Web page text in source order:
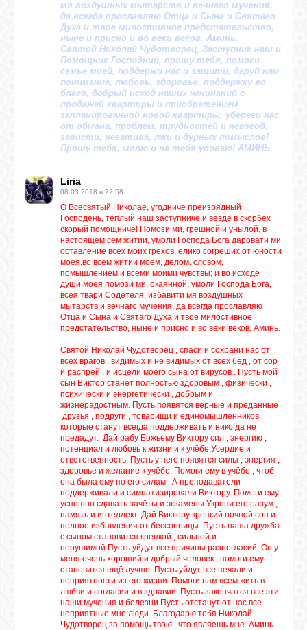
мя воздушных мытарств и вечнаго мучения,
да всегда прославляю Отца и Сына и Святаго
Духа и твое милостивное предстательство,
ныне и присно и во веки веков. Аминь.
Святой Николай Чудотворец, Заступник наш и
Помощник Господний, прошу тебя, помоги
семье моей, поддержи нас и защити, даруй нам
понимание, любовь, здоровье, поддержку во
благо, добрый исход наших начинаний с
продажей квартиры и приобретением
запланированной новой квартиры, убереги нас
от обмана, проблем, трудностей и невзгод,
зависти, негатива, лжи и дурных помыслов!
Прошу тебя, молю и на тебя уповаю! АМИНЬ.
Liria
08.03.2018 в 22:58
О Всесвятый Николае, угодниче преизрядный
Господень, теплый наш заступниче и везде в скорбех
скорый помощниче! Помози ми, грешной и унылой, в
настоящем сем житии, умоли Господа Бога даровати ми
оставление всех моих грехов, елико согреших от юности
моея,во всем житии моем, делом, словом,
помышлением и всеми моими чувствы; и во исходе
души моея помози ми, окаянной, умоли Господа Бога,
всея твари Содетеля, избавити мя воздушных
мытарств и вечнаго мучения, да всегда прославляю
Отца и Сына и Святаго Духа и твое милостивное
предстательство, ныне и присно и во веки веков. Аминь.
Святой Николай Чудотворец , спаси и сохрани нас от
всех врагов , видимых и не видимых от всех бед , от сор
и распрей , и исцели моего сына от вирусов . Пусть мой
сын Виктор станет полностью здоровым , физически ,
психически и энергетически , добрым и
жизнерадостным. Пусть появятся верные и преданные
друзья , подруги , товарищи и единомышленников ,
которые станут всегда поддерживать и никогда не
предадут. Дай рабу Божьему Виктору сил , энергию ,
потенциал и любовь к жизни и к учёбе.Усердие и
ответственность. Пусть у него появятся силы , энергия ,
здоровье и желание к учёбе. Помоги ему в учёбе , чтоб
она была ему по его силам . А преподаватели
поддерживали и симпатизировали Виктору. Помоги ему
успешно сдавать зачёты и экзамены.Укрепи его разум ,
память и интеллект. Дай Виктору крепкий ночной сон и
полное избавления от бессонницы. Пусть наша дружба
с сыном становится крепкой , сильной и
нерушимой.Пусть уйдут все причины разногласий. Он у
меня очень хороший и добрый человек , помоги ему
становится ещё лучше. Пусть уйдут все печали и
неприятности из его жизни. Помоги нам всем жить в
любви и согласии и в здравии. Пусть закончатся все эти
наши мучения и болезни.Пусть отстанут от нас все
неприятные мне люди. Благодарю тебя Николай
Чудотворец за помощь твою , что являешь мне. Аминь.